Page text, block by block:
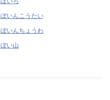
ぼいんこうたい
ぼいんちょうわ
ぼい山